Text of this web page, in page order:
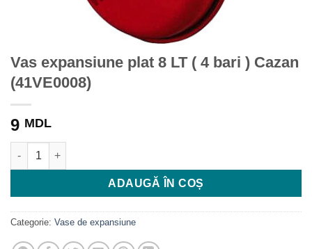
Vas expansiune plat 8 LT ( 4 bari ) Cazan
(41VE0008)
9 MDL
Cantitate Vas expansiune plat 8 LT ( 4 bari ) Cazan (41VE0008)
ADAUGĂ ÎN COȘ
Categorie: Vase de expansiune